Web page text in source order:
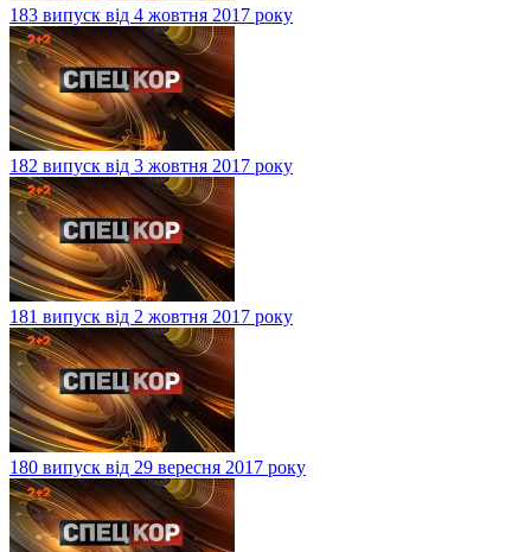
183 випуск від 4 жовтня 2017 року
182 випуск від 3 жовтня 2017 року
181 випуск від 2 жовтня 2017 року
180 випуск від 29 вересня 2017 року